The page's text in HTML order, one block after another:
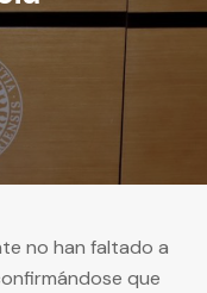
no han faltado a
que